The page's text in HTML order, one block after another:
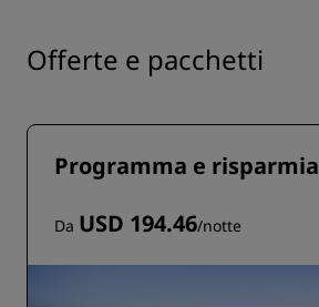
Offerte e pacchetti
Programma e risparmia
Da USD 194.46/notte